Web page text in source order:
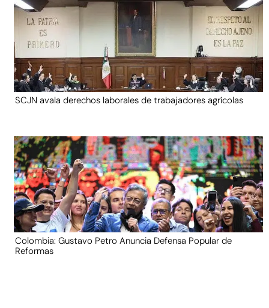
SCJN avala derechos laborales de trabajadores agrícolas
Colombia: Gustavo Petro Anuncia Defensa Popular de
Reformas